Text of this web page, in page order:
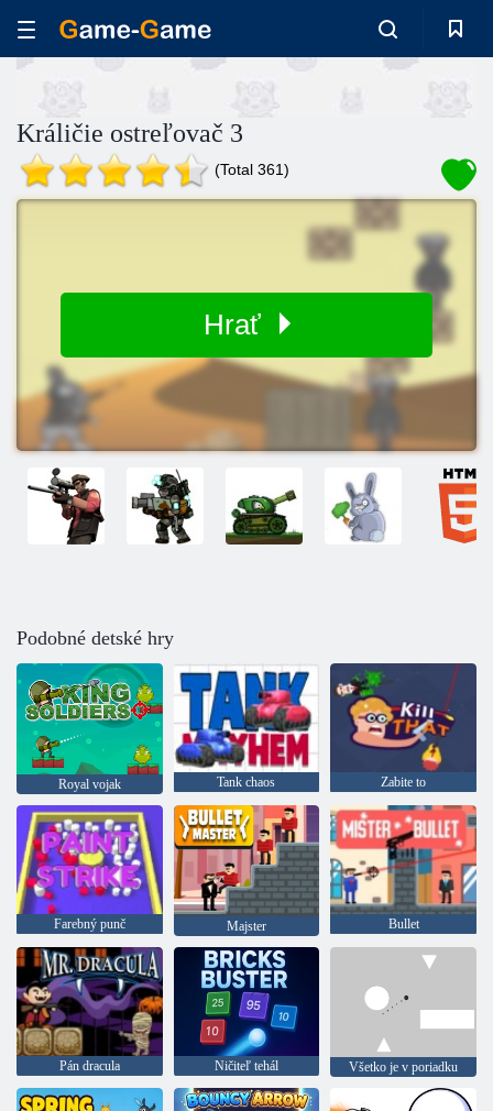
Králičie ostreľovač 3
(Total 361)
Hrať
Podobné detské hry
Royal vojak Tank chaos Zabite to
Farebný punč Majster Bullet
Pán dracula Ničiteľ tehál Všetko je v poriadku